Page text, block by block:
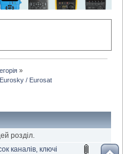
»
Eurosky / Eurosat
розділ.
каналів, ключі